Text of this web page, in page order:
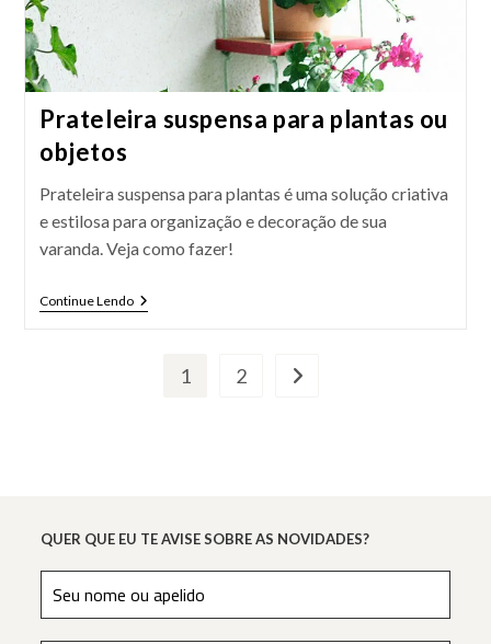
Prateleira suspensa para plantas ou
objetos
Prateleira suspensa para plantas é uma solução criativa
e estilosa para organização e decoração de sua
varanda. Veja como fazer!
Continue LendoPrateleira
Suspensa
Objetos
1 2 Ir para a próxima página
QUER QUE EU TE AVISE SOBRE AS NOVIDADES?